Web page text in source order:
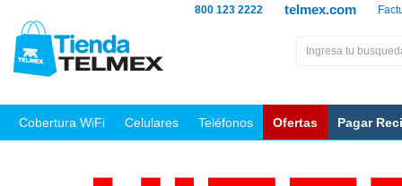
telmex.com
800 123 2222
Cobertura WiFi Celulares Teléfonos Ofertas Pagar